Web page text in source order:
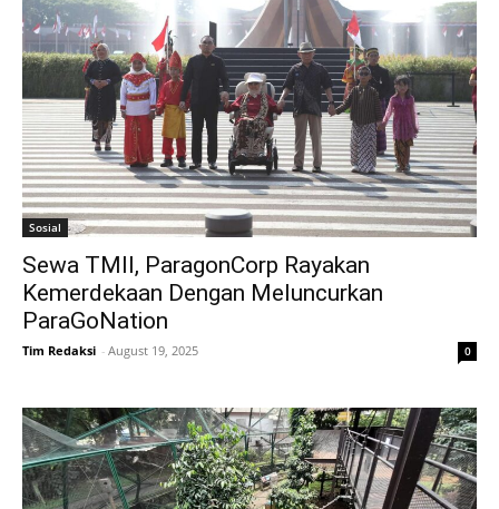
Sosial
Sewa TMII, ParagonCorp Rayakan
Kemerdekaan Dengan Meluncurkan
ParaGoNation
Tim Redaksi - August 19, 2025 0